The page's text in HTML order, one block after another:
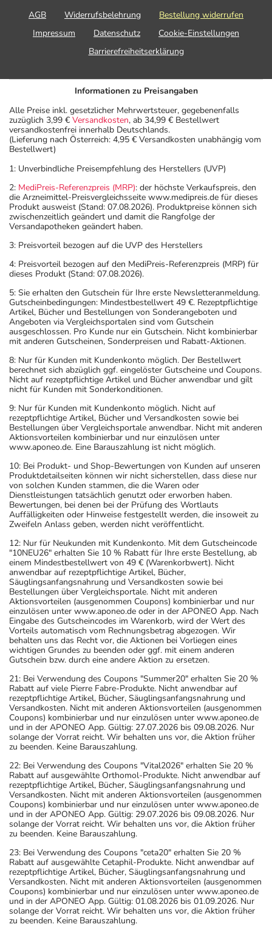
Setzen Sie die Anwendung zum nächsten
vorgeschriebenen Zeitpunkt ganz normal (also nicht mit
Generell gilt: Achten Sie vor allem bei Säuglingen,
Kleinkindern und älteren Menschen auf eine
gewissenhafte Dosierung. Im Zweifelsfalle fragen Sie
Ihren Arzt oder Apotheker nach etwaigen Auswirkungen
oder Vorsichtsmaßnahmen.
Eine vom Arzt verordnete Dosierung kann von den
Angaben der Packungsbeilage abweichen. Da der Arzt sie
individuell abstimmt, sollten Sie das Arzneimittel daher
nach seinen Anweisungen anwenden.
Aufbewahrung
Aufbewahrung
Das Arzneimittel darf nach Anbruch/Zubereitung
höchstens 4 Wochen verwendet werden!
Das Arzneimittel muss nach Anbruch/Zubereitung bei
Raumtemperatur aufbewahrt werden!
Wichtige Hinweise
Was sollten Sie beachten?
- Vorsicht: Das Reaktionsvermögen kann auch bei
bestimmungsgemäßem Gebrauch beeinträchtigt sein.
Achten Sie vor allem darauf, wenn Sie am Straßenverkehr
teilnehmen oder Maschinen (auch im Haushalt) bedienen,
mit denen Sie sich verletzen können.
- Falls mehrere Augentropfen/Augensalben verwendet
werden, ist ein Abstand zwischen den Anwendungen
erforderlich.
- Dieses Arzneimittel enthält Stoffe, die unter
können. Fragen Sie dazu Ihren Arzt oder Apotheker.
- Vorsicht bei Allergie gegen Betablocker!
- Vorsicht bei Allergie gegen Zitronensäure und ähnliche
Stoffe!
- Das Arzneimittel enthält einen Konservierungsstoff, der
sich in weichen Kontaktlinsen anreichern kann. Weitere
Informationen entnehmen Sie bitte der aktuellen
Gebrauchsinformation.
- Unter der Behandlung mit phosphathaltigen
Augentropfen entwickelten in sehr seltenen Fällen
Patienten mit ausgeprägter Hornhautschädigung
Trübungen der Hornhaut durch Kalkablagerungen.
- Es kann Arzneimittel geben, mit denen
Wechselwirkungen auftreten. Sie sollten deswegen
generell vor der Behandlung mit einem neuen
Arzneimittel jedes andere, das Sie bereits anwenden,
dem Arzt oder Apotheker angeben. Das gilt auch für
Arzneimittel, die Sie selbst kaufen, nur gelegentlich
anwenden oder deren Anwendung schon einige Zeit
zurückliegt.
Bitte verwenden Sie dieses Arzneimittel nicht mehr nach
dem auf der Packung oder der Umverpackung
angegebenen Verfallsdatum. Das Verfallsdatum bezieht
sich auf den letzten Tag des angegebenen Monats.
AGB Widerrufsbelehrung
Bestellung widerrufen
Impressum
Datenschutz
Cookie-Einstellungen
Barrierefreiheitserklärung
Informationen zu Preisangaben
Alle Preise inkl. gesetzlicher Mehrwertsteuer, gegebenenfalls
zuzüglich 3,99 € Versandkosten, ab 34,99 € Bestellwert
versandkostenfrei innerhalb Deutschlands.
(Lieferung nach Österreich: 4,95 € Versandkosten unabhängig vom
Bestellwert)
1: Unverbindliche Preisempfehlung des Herstellers (UVP)
2: MediPreis-Referenzpreis (MRP): der höchste Verkaufspreis, den
die Arzneimittel-Preisvergleichsseite www.medipreis.de für dieses
Produkt ausweist (Stand: 07.08.2026). Produktpreise können sich
zwischenzeitlich geändert und damit die Rangfolge der
Versandapotheken geändert haben.
3: Preisvorteil bezogen auf die UVP des Herstellers
4: Preisvorteil bezogen auf den MediPreis-Referenzpreis (MRP) für
dieses Produkt (Stand: 07.08.2026).
5: Sie erhalten den Gutschein für Ihre erste Newsletteranmeldung.
Gutscheinbedingungen: Mindestbestellwert 49 €. Rezeptpflichtige
Artikel, Bücher und Bestellungen von Sonderangeboten und
Angeboten via Vergleichsportalen sind vom Gutschein
ausgeschlossen. Pro Kunde nur ein Gutschein. Nicht kombinierbar
mit anderen Gutscheinen, Sonderpreisen und Rabatt-Aktionen.
8: Nur für Kunden mit Kundenkonto möglich. Der Bestellwert
berechnet sich abzüglich ggf. eingelöster Gutscheine und Coupons.
Nicht auf rezeptpflichtige Artikel und Bücher anwendbar und gilt
nicht für Kunden mit Sonderkonditionen.
9: Nur für Kunden mit Kundenkonto möglich. Nicht auf
rezeptpflichtige Artikel, Bücher und Versandkosten sowie bei
Bestellungen über Vergleichsportale anwendbar. Nicht mit anderen
Aktionsvorteilen kombinierbar und nur einzulösen unter
www.aponeo.de. Eine Barauszahlung ist nicht möglich.
10: Bei Produkt- und Shop-Bewertungen von Kunden auf unseren
Produktdetailseiten können wir nicht sicherstellen, dass diese nur
von solchen Kunden stammen, die die Waren oder
Dienstleistungen tatsächlich genutzt oder erworben haben.
Bewertungen, bei denen bei der Prüfung des Wortlauts
Auffälligkeiten oder Hinweise festgestellt werden, die insoweit zu
Zweifeln Anlass geben, werden nicht veröffentlicht.
12: Nur für Neukunden mit Kundenkonto. Mit dem Gutscheincode
"10NEU26" erhalten Sie 10 % Rabatt für Ihre erste Bestellung, ab
einem Mindestbestellwert von 49 € (Warenkorbwert). Nicht
anwendbar auf rezeptpflichtige Artikel, Bücher,
Säuglingsanfangsnahrung und Versandkosten sowie bei
Bestellungen über Vergleichsportale. Nicht mit anderen
Aktionsvorteilen (ausgenommen Coupons) kombinierbar und nur
einzulösen unter www.aponeo.de oder in der APONEO App. Nach
Eingabe des Gutscheincodes im Warenkorb, wird der Wert des
Vorteils automatisch vom Rechnungsbetrag abgezogen. Wir
behalten uns das Recht vor, die Aktionen bei Vorliegen eines
wichtigen Grundes zu beenden oder ggf. mit einem anderen
Gutschein bzw. durch eine andere Aktion zu ersetzen.
21: Bei Verwendung des Coupons "Summer20" erhalten Sie 20 %
Rabatt auf viele Pierre Fabre-Produkte. Nicht anwendbar auf
rezeptpflichtige Artikel, Bücher, Säuglingsanfangsnahrung und
Versandkosten. Nicht mit anderen Aktionsvorteilen (ausgenommen
Coupons) kombinierbar und nur einzulösen unter www.aponeo.de
und in der APONEO App. Gültig: 27.07.2026 bis 09.08.2026. Nur
solange der Vorrat reicht. Wir behalten uns vor, die Aktion früher
zu beenden. Keine Barauszahlung.
22: Bei Verwendung des Coupons "Vital2026" erhalten Sie 20 %
Rabatt auf ausgewählte Orthomol-Produkte. Nicht anwendbar auf
rezeptpflichtige Artikel, Bücher, Säuglingsanfangsnahrung und
Versandkosten. Nicht mit anderen Aktionsvorteilen (ausgenommen
Coupons) kombinierbar und nur einzulösen unter www.aponeo.de
und in der APONEO App. Gültig: 29.07.2026 bis 09.08.2026. Nur
solange der Vorrat reicht. Wir behalten uns vor, die Aktion früher
zu beenden. Keine Barauszahlung.
23: Bei Verwendung des Coupons "ceta20" erhalten Sie 20 %
Rabatt auf ausgewählte Cetaphil-Produkte. Nicht anwendbar auf
rezeptpflichtige Artikel, Bücher, Säuglingsanfangsnahrung und
Versandkosten. Nicht mit anderen Aktionsvorteilen (ausgenommen
Coupons) kombinierbar und nur einzulösen unter www.aponeo.de
und in der APONEO App. Gültig: 01.08.2026 bis 01.09.2026. Nur
solange der Vorrat reicht. Wir behalten uns vor, die Aktion früher
zu beenden. Keine Barauszahlung.